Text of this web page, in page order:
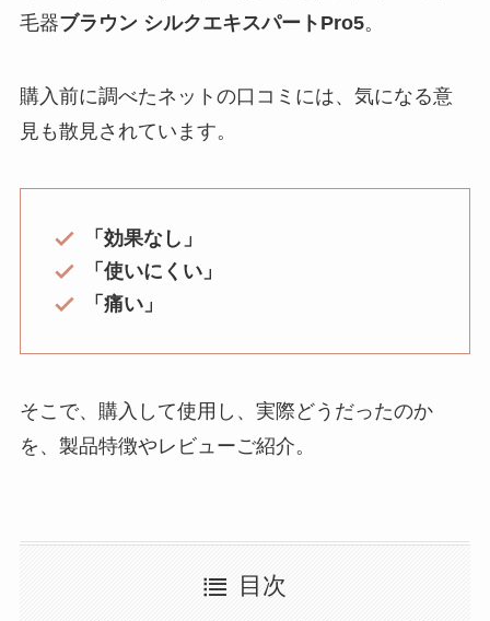
毛器ブラウン シルクエキスパートPro5。
購入前に調べたネットの口コミには、気になる意
見も散見されています。
「効果なし」
「使いにくい」
「痛い」
そこで、購入して使用し、実際どうだったのか
を、製品特徴やレビューご紹介。
目次